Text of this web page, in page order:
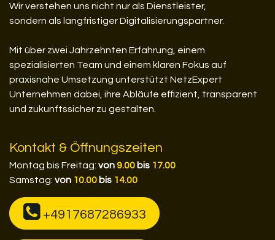
Wir verstehen uns nicht nur als Dienstleister,
sondern als langfristiger Digitalisierungspartner.
Mit über zwei Jahrzehnten Erfahrung, einem
spezialisierten Team und einem klaren Fokus auf
praxisnahe Umsetzung unterstützt NetzExpert
Unternehmen dabei, ihre Abläufe effizient, transparent
und zukunftssicher zu gestalten.
Kontakt & Öffnungszeiten
Montag bis Freitag: von9.00 bis 17.00
Samstag: von 10.00 bis 14.00
+4917687286933